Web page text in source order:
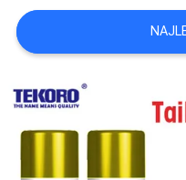
POPROŚ
O
WYCENĘ
SITEMAP